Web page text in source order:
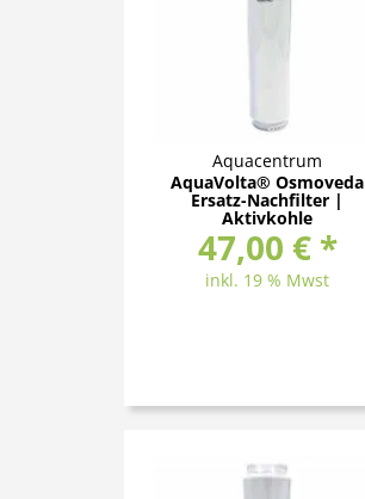
Aquacentrum
AquaVolta® Osmoveda
Ersatz-Nachfilter |
Aktivkohle
47,00 € *
inkl. 19 % Mwst